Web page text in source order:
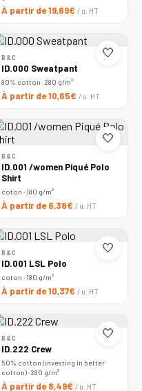
À partir de 19,89€ / u. HT
🤍
B&C
ID.000 Sweatpant
80% cotton · 280 g/m²
À partir de 10,65€ / u. HT
🤍
B&C
ID.001 /women Piqué Polo
Shirt
coton · 180 g/m²
À partir de 6,38€ / u. HT
🤍
B&C
ID.001 LSL Polo
coton · 180 g/m²
À partir de 10,37€ / u. HT
🤍
B&C
ID.222 Crew
50% cotton (investing in better
cotton) · 280 g/m²
À partir de 8,49€ / u. HT